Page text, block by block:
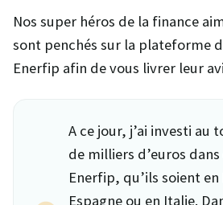
Nos super héros de la finance
sont penchés sur la plateforme
Enerfip afin de vous livrer leur
A ce jour, j’ai investi au
de milliers d’euros
Enerfip, qu’ils soient en
Espagne ou en Italie.